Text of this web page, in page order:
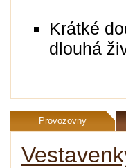
Krátké
dlouhá
Provozovny